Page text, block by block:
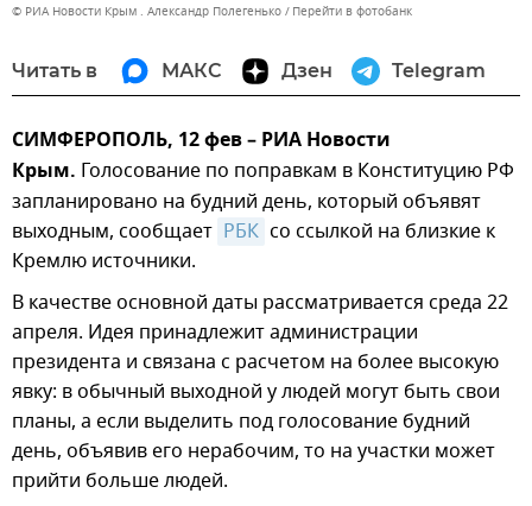
© РИА Новости Крым . Александр Полегенько Перейти в фотобанк
Читать в МАКС Дзен Telegram
СИМФЕРОПОЛЬ, 12 фев – РИА Новости
Крым. Голосование по поправкам в Конституцию РФ
запланировано на будний день, который объявят
выходным, сообщает РБК со ссылкой на близкие к
Кремлю источники.
В качестве основной даты рассматривается среда 22
апреля. Идея принадлежит администрации
президента и связана с расчетом на более высокую
явку: в обычный выходной у людей могут быть свои
планы, а если выделить под голосование будний
день, объявив его нерабочим, то на участки может
прийти больше людей.